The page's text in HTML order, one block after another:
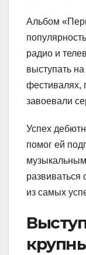
Альбом
радио и
выступать
фестивалях,
завоевали
Успех
помог ей
развиваться
из самых